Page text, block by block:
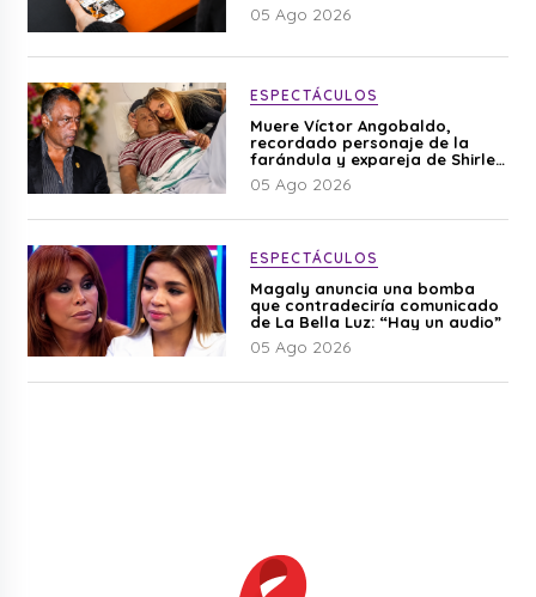
05 Ago 2026
ESPECTÁCULOS
Muere Víctor Angobaldo,
recordado personaje de la
farándula y expareja de Shirley
Cherres
05 Ago 2026
ESPECTÁCULOS
Magaly anuncia una bomba
que contradeciría comunicado
de La Bella Luz: “Hay un audio”
05 Ago 2026